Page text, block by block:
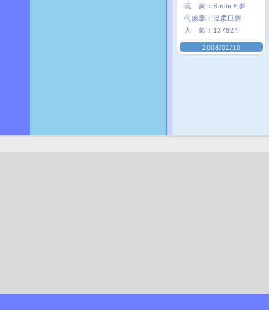
玩 家： Smile〃夢
伺服器： 溫柔巨蟹
人 氣： 137824
2008/01/10